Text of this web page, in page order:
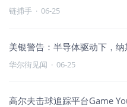
链捕手 · 06-25
美银警告：半导体驱动下，
华尔街见闻 · 06-25
高尔夫击球追踪平台Game